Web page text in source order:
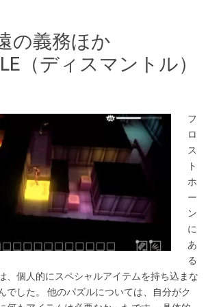
の義務ほか
（ディスマントル）
フ
ロ
ス
ト
ホ
ー
ン
に
あ
る
、個人的にスペシャルアイテムを持ち込まな
でした。 他のパズルについては、自分がク